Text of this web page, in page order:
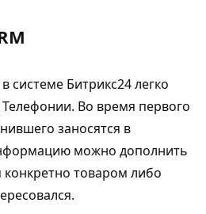
системе Битрикс24 легко
Во время первого
заносятся в
можно дополнить
товаром либо